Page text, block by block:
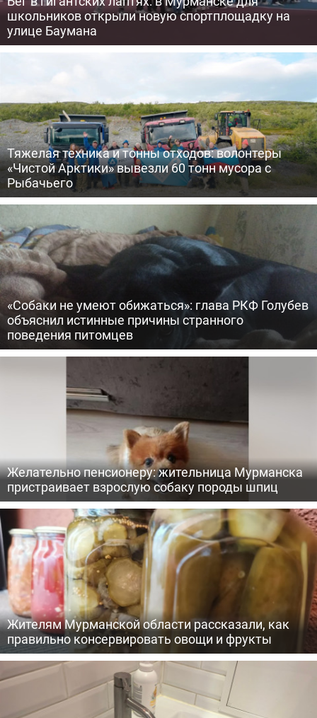
школьников открыли новую спортплощадку на
улице Баумана
Тяжелая техника и тонны отходов: волонтеры
«Чистой Арктики» вывезли 60 тонн мусора с
Рыбачьего
«Собаки не умеют обижаться»: глава РКФ Голубев
объяснил истинные причины странного
поведения питомцев
Желательно пенсионеру: жительница Мурманска
пристраивает взрослую собаку породы шпиц
Жителям Мурманской области рассказали, как
правильно консервировать овощи и фрукты